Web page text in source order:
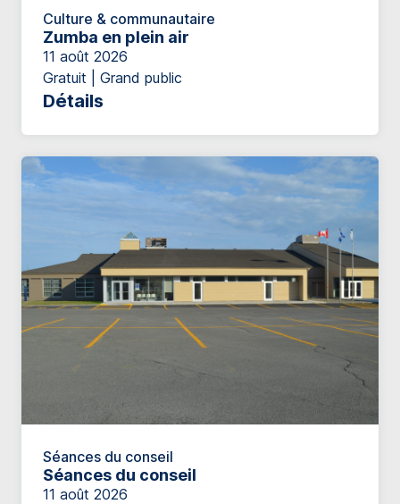
Culture & communautaire
Zumba en plein air
11 août 2026
Gratuit | Grand public
Détails
Séances du conseil
Séances du conseil
11 août 2026